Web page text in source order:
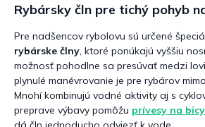
Rybársky čln pre tichý pohyb
Pre nadšencov rybolovu sú určené
rybárske člny , ktoré ponúkajú vyššiu
možnosť pohodlne sa presúvať medzi
plynulé manévrovanie je pre rybárov
Mnohí kombinujú vodné aktivity aj s
preprave výbavy pomôžu prívesy na